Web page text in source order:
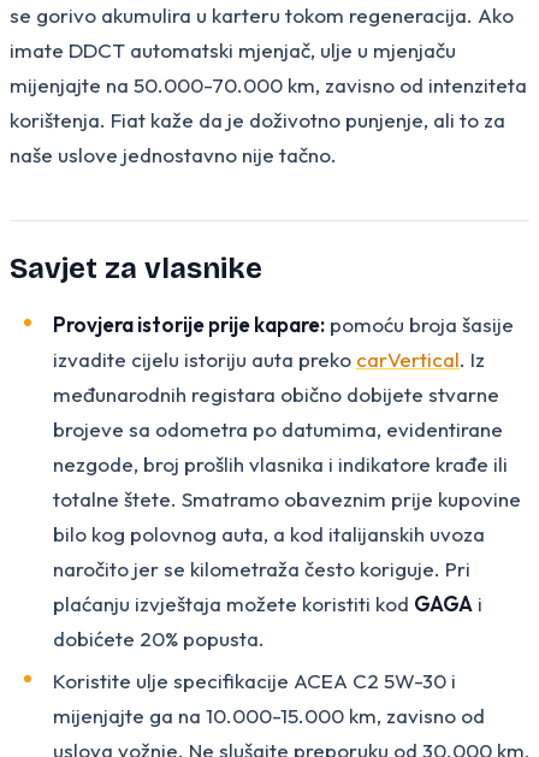
se gorivo akumulira u karteru tokom regeneracija. Ako
imate DDCT automatski mjenjač, ulje u mjenjaču
mijenjajte na 50.000-70.000 km, zavisno od intenziteta
korištenja. Fiat kaže da je doživotno punjenje, ali to za
naše uslove jednostavno nije tačno.
Savjet za vlasnike
Provjera istorije prije kapare: pomoću broja šasije
izvadite cijelu istoriju auta preko carVertical. Iz
međunarodnih registara obično dobijete stvarne
brojeve sa odometra po datumima, evidentirane
nezgode, broj prošlih vlasnika i indikatore krađe ili
totalne štete. Smatramo obaveznim prije kupovine
bilo kog polovnog auta, a kod italijanskih uvoza
naročito jer se kilometraža često koriguje. Pri
plaćanju izvještaja možete koristiti kod GAGA i
dobićete 20% popusta.
Koristite ulje specifikacije ACEA C2 5W-30 i
mijenjajte ga na 10.000-15.000 km, zavisno od
uslova vožnje. Ne slušajte preporuku od 30.000 km,